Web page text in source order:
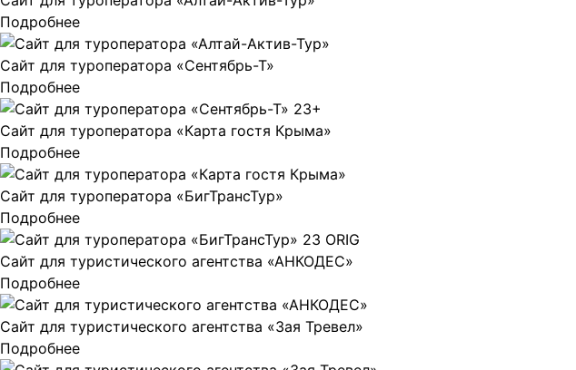
Подробнее
Сайт для туроператора «Сентябрь-Т»
Подробнее
Сайт для туроператора «Карта гостя Крыма»
Подробнее
Сайт для туроператора «БигТрансТур»
Подробнее
Сайт для туристического агентства «АНКОДЕС»
Подробнее
Сайт для туристического агентства «Зая Тревел»
Подробнее